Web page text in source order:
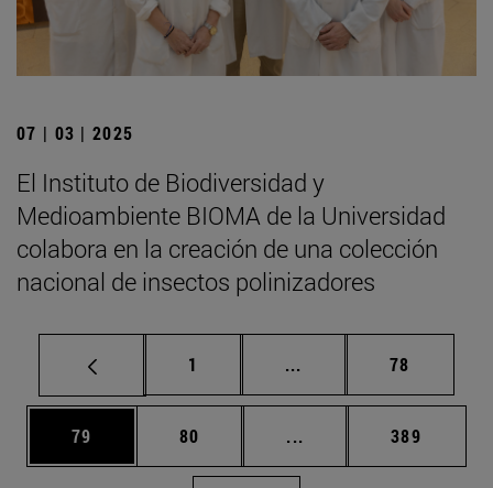
07 | 03 | 2025
El Instituto de Biodiversidad y
Medioambiente BIOMA de la Universidad
colabora en la creación de una colección
nacional de insectos polinizadores
Página
1 ... Páginas intermedias
Página
78
Página
79 Página
80 ... Páginas intermedias
Página
389